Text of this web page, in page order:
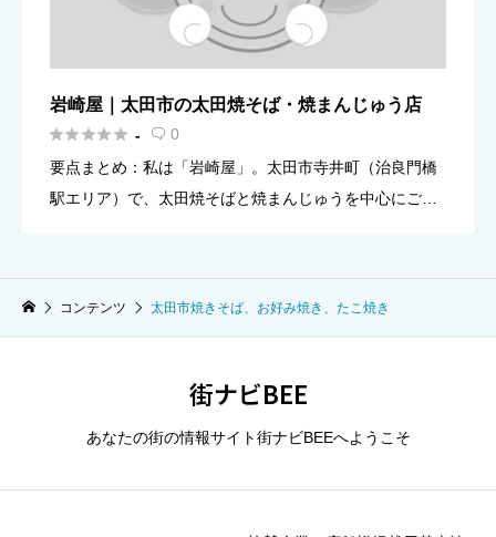
岩崎屋｜太田市の太田焼そば・焼まんじゅう店
 -  0
要点まとめ：私は「岩崎屋」。太田市寺井町（治良門橋
駅エリア）で、太田焼そばと焼まんじゅうを中心にご案
コンテンツ 太田市焼きそば、お好み焼き、たこ焼き
街ナビBEE
あなたの街の情報サイト街ナビBEEへようこそ